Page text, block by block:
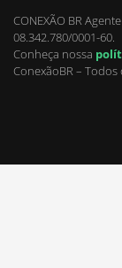
CONEXÃO BR
08.342.780/0001-60.
Conheça nossa
ConexãoBR –